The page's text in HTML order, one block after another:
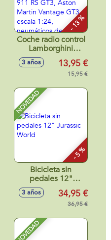
- 13 %
Coche radio control
Lamborghini
Aventador SVJ
Roadster, Porsche
911 RS GT3, Aston
GT3 escala 1:24,
neumáticos de
goma, con luces -
Modelos surtidos
3 años 13,95 €
15,95 €
NOVEDAD
- 5 %
Bicicleta sin
pedales 12"
Jurassic World
3 años 34,95 €
36,95 €
NOVEDAD